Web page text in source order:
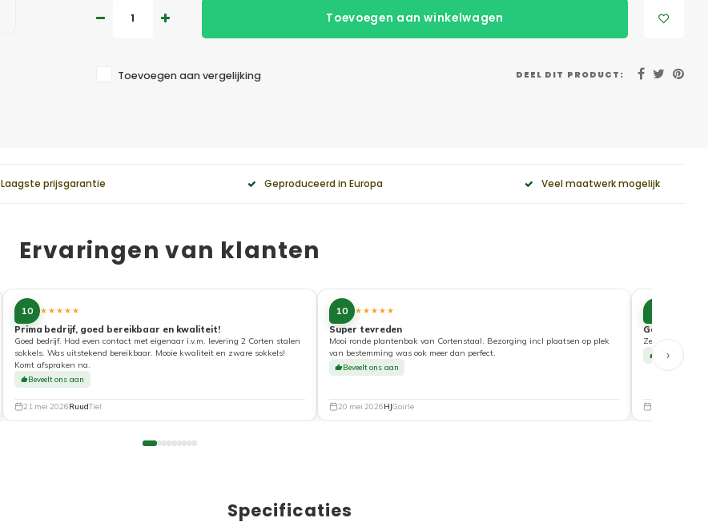
Toevoegen aan winkelwagen
Toevoegen aan vergelijking DEEL DIT PRODUCT:
Laagste prijsgarantie Geproduceerd in Europa Veel maatwerk mogelijk
Ervaringen van klanten
10 ★★★★★
Prima bedrijf, goed bereikbaar en kwaliteit!
Goed bedrijf. Had even contact met eigenaar i.v.m. levering 2 Corten stalen
sokkels. Was uitstekend bereikbaar. Mooie kwaliteit en zware sokkels!
Komt afspraken na.
Beveelt ons aan
21 mei 2026RuudTiel
10 ★★★★★
Super tevreden
Mooi ronde plantenbak van Cortenstaal. Bezorging incl plaatsen op plek
van bestemming was ook meer dan perfect.
Beveelt ons aan
20 mei 2026HJGoirle
Goede
Zeer tevreden
Beveelt ons
›
Specificaties